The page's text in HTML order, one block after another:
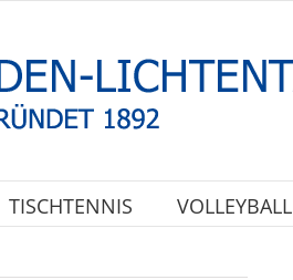
TISCHTENNIS VOLLEYBALL